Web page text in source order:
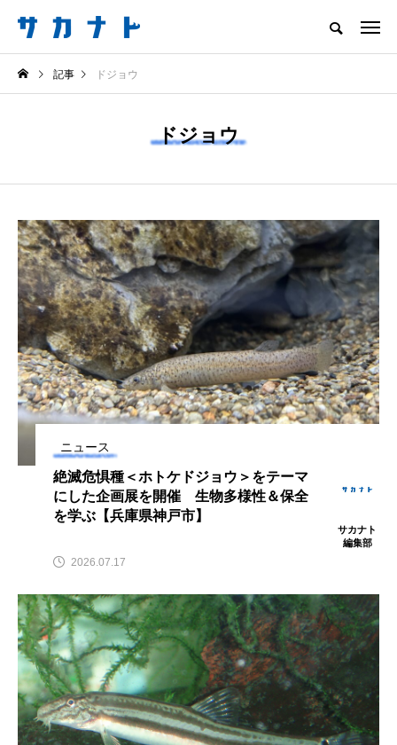
サカナをもっと好きになる
知る 食べる 楽しむ
サカナを知ろう
＜ツバメウオ＞は意外
と美味しい！ “でかい
鰭”が特徴的な魚を実
際に食べてみた
椎名まさ
2026.08.05
意外と簡単！ 100均で
買った道具で＜魚のは
く製＞を作ってみた
夏休みの自由研究にい
みのり
キーワードから探す
おばま水族館
アイゴ アイナメ アオウオ アオザメ
アオリイカ アカアジ アカカサゴ
アカクラゲ アカザ アカハタ
アカムツ アカメ アクアリウム
記事 ドジョウ
ドジョウ
ニュース
絶滅危惧種＜ホトケドジョウ＞をテーマ
にした企画展を開催 生物多様性＆保全
を学ぶ【兵庫県神戸市】
サカナト
編集部
2026.07.17